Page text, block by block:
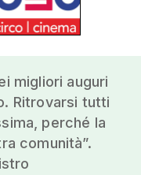
migliori auguri
Ritrovarsi tutti
perché la
comunità”.